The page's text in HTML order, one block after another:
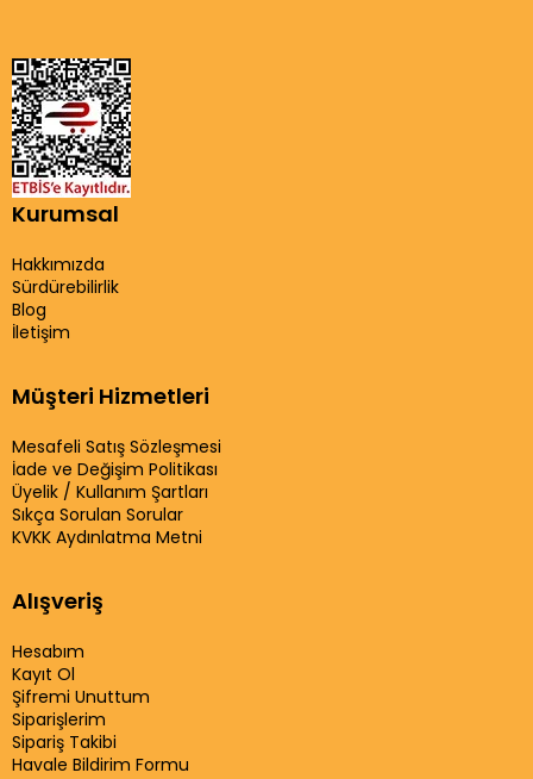
Kurumsal
Hakkımızda
Sürdürebilirlik
Blog
İletişim
Müşteri Hizmetleri
Mesafeli Satış Sözleşmesi
İade ve Değişim Politikası
Üyelik / Kullanım Şartları
Sıkça Sorulan Sorular
KVKK Aydınlatma Metni
Alışveriş
Hesabım
Kayıt Ol
Şifremi Unuttum
Siparişlerim
Sipariş Takibi
Havale Bildirim Formu